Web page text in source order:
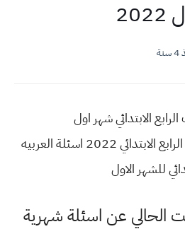
الابتدائي شهر اول
2022 اسئلة عربي للصف الرابع الابتدائي 2022 اسئلة العربيه
للشهر الاول
الحالي عن اسئلة شهرية